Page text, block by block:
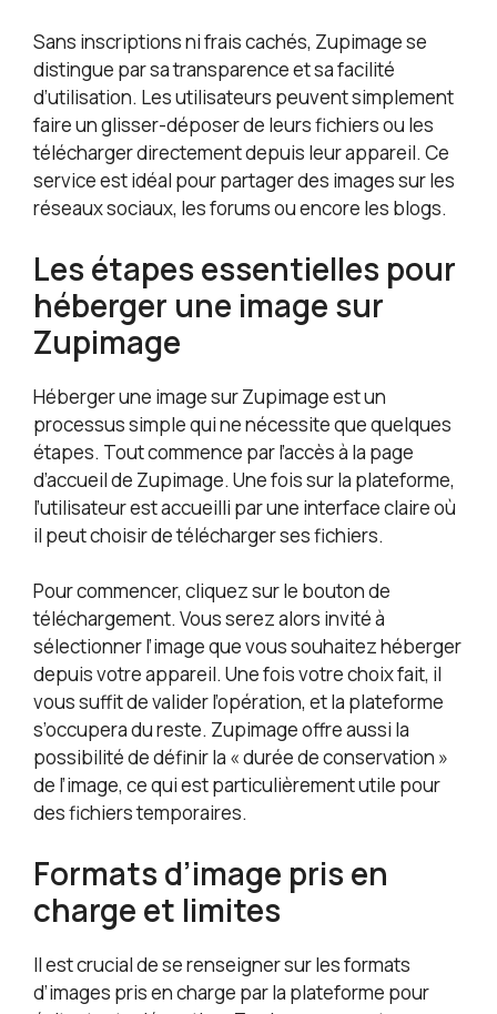
Sans inscriptions ni frais cachés, Zupimage se
distingue par sa transparence et sa facilité
d’utilisation. Les utilisateurs peuvent simplement
faire un glisser-déposer de leurs fichiers ou les
télécharger directement depuis leur appareil. Ce
service est idéal pour partager des images sur les
réseaux sociaux, les forums ou encore les blogs.
Les étapes essentielles pour
héberger une image sur
Zupimage
Héberger une image sur Zupimage est un
processus simple qui ne nécessite que quelques
étapes. Tout commence par l’accès à la page
d’accueil de Zupimage. Une fois sur la plateforme,
l’utilisateur est accueilli par une interface claire où
il peut choisir de télécharger ses fichiers.
Pour commencer, cliquez sur le bouton de
téléchargement. Vous serez alors invité à
sélectionner l’image que vous souhaitez héberger
depuis votre appareil. Une fois votre choix fait, il
vous suffit de valider l’opération, et la plateforme
s’occupera du reste. Zupimage offre aussi la
possibilité de définir la « durée de conservation »
de l’image, ce qui est particulièrement utile pour
des fichiers temporaires.
Formats d’image pris en
charge et limites
Il est crucial de se renseigner sur les formats
d’images pris en charge par la plateforme pour